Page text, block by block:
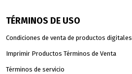
TÉRMINOS DE USO
Condiciones de venta de productos digitales
Imprimir Productos Términos de Venta
Términos de servicio